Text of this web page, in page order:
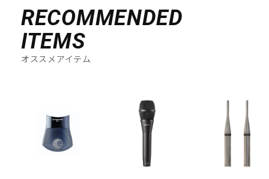
RECOMMENDED
ITEMS
オススメアイテム